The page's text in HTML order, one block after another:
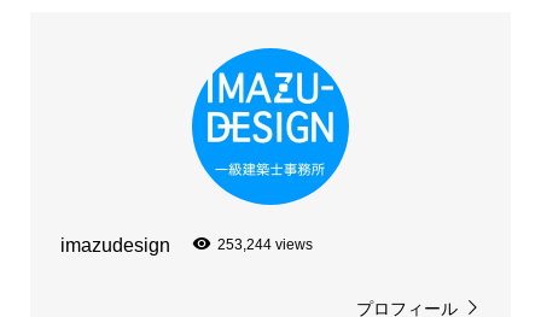
imazudesign 253,244 views
プロフィール